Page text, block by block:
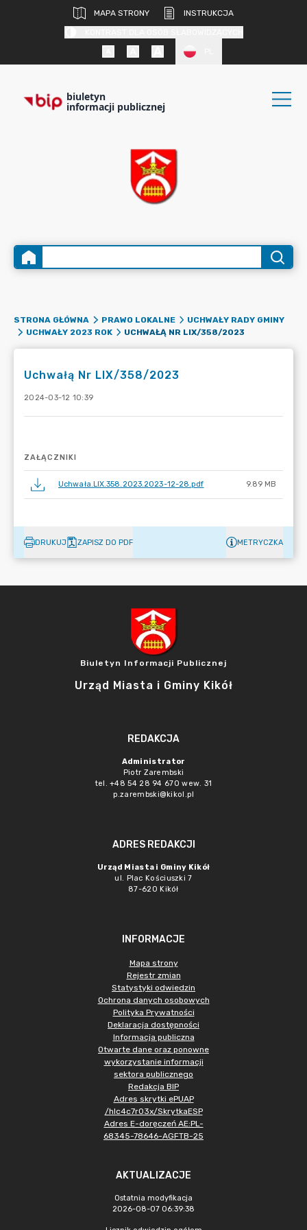
MAPA STRONY
INSTRUKCJA
biuletyn
informacji publicznej
STRONA GŁÓWNA PRAWO LOKALNE
UCHWAŁY RADY GMINY
UCHWAŁY 2023 ROK
UCHWAŁĄ NR LIX/358/2023
Uchwałą Nr LIX/358/2023
2024-03-12 10:39
ZAŁĄCZNIKI
Uchwała.LIX.358.2023.2023-12-28.pdf 9.89 MB
DRUKUJ ZAPISZ DO PDF METRYCZKA
Biuletyn Informacji Publicznej
Urząd Miasta i Gminy Kikół
REDAKCJA
Administrator
Piotr Zarembski
tel. +48 54 28 94 670 wew. 31
p.zarembski@kikol.pl
ADRES REDAKCJI
Urząd Miasta i Gminy Kikół
ul. Plac Kościuszki 7
87-620 Kikół
INFORMACJE
Mapa strony
Rejestr zmian
Statystyki odwiedzin
Ochrona danych osobowych
Polityka Prywatności
Deklaracja dostępności
Informacja publiczna
Otwarte dane oraz ponowne
wykorzystanie informacji
sektora publicznego
Redakcja BIP
Adres skrytki ePUAP
/hlc4c7r03x/SkrytkaESP
Adres E-doręczeń AE:PL-
68345-78646-AGFTB-25
AKTUALIZACJE
Ostatnia modyfikacja
2026-08-07 06:39:38